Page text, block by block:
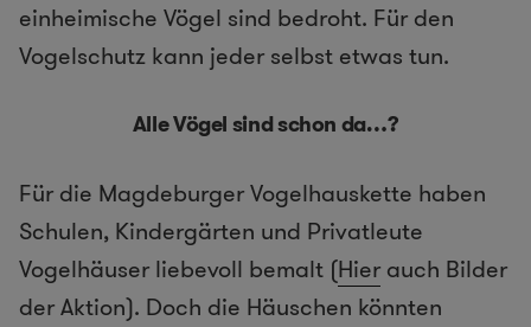
einheimische Vögel sind bedroht. Für den
Vogelschutz kann jeder selbst etwas tun.
Alle Vögel sind schon da…?
Für die Magdeburger Vogelhauskette haben
Schulen, Kindergärten und Privatleute
Vogelhäuser liebevoll bemalt (Hier auch Bilder
der Aktion). Doch die Häuschen könnten